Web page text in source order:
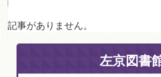
記事がありません。
左京図書